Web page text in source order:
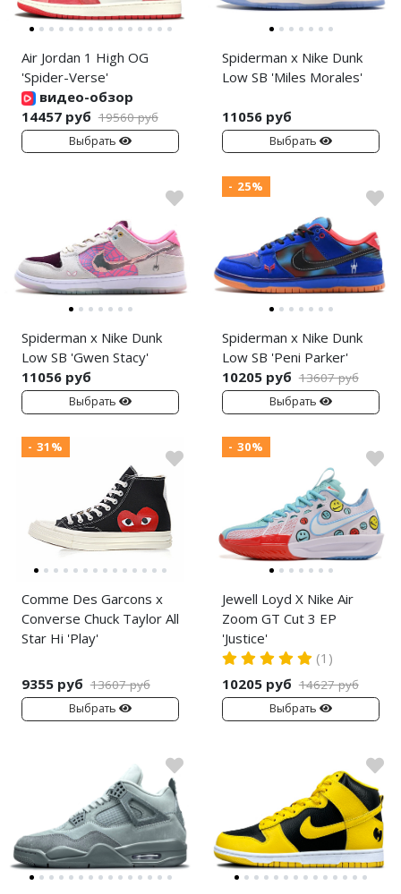
Air Jordan 1 High OG
'Spider-Verse'
видео-обзор
14457 руб 19560 руб
Выбрать
Spiderman x Nike Dunk
Low SB 'Miles Morales'
11056 руб
Выбрать
Spiderman x Nike Dunk
Low SB 'Gwen Stacy'
11056 руб
Выбрать
- 25%
Spiderman x Nike Dunk
Low SB 'Peni Parker'
10205 руб 13607 руб
Выбрать
- 31%
Comme Des Garcons x
Converse Chuck Taylor All
Star Hi 'Play'
9355 руб 13607 руб
Выбрать
- 30%
Jewell Loyd X Nike Air
Zoom GT Cut 3 EP
'Justice'
(1)
10205 руб 14627 руб
Выбрать